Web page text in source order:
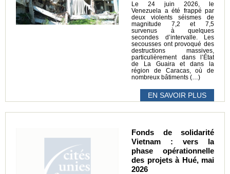
Le 24 juin 2026, le
Venezuela a été frappé par
deux violents séismes de
magnitude 7,2 et 7,5
survenus à quelques
secondes d’intervalle. Les
secousses ont provoqué des
destructions massives,
particulièrement dans l’État
de La Guaira et dans la
région de Caracas, où de
nombreux bâtiments (…)
EN SAVOIR PLUS
Fonds de solidarité
Vietnam : vers la
phase opérationnelle
des projets à Hué, mai
2026